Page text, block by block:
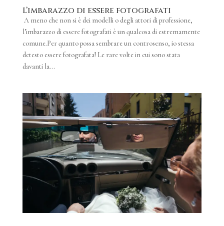
L’imbarazzo di essere fotografati
A meno che non si è dei modelli o degli attori di professione,
l’imbarazzo di essere fotografati è un qualcosa di estremamente
comune.Per quanto possa sembrare un controsenso, io stessa
detesto essere fotografata! Le rare volte in cui sono stata
davanti la...